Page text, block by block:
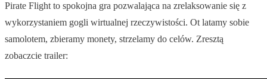
Pirate Flight to spokojna gra pozwalająca na zrelaksowanie się z
wykorzystaniem gogli wirtualnej rzeczywistości. Ot latamy sobie
samolotem, zbieramy monety, strzelamy do celów. Zresztą
zobaczcie trailer: